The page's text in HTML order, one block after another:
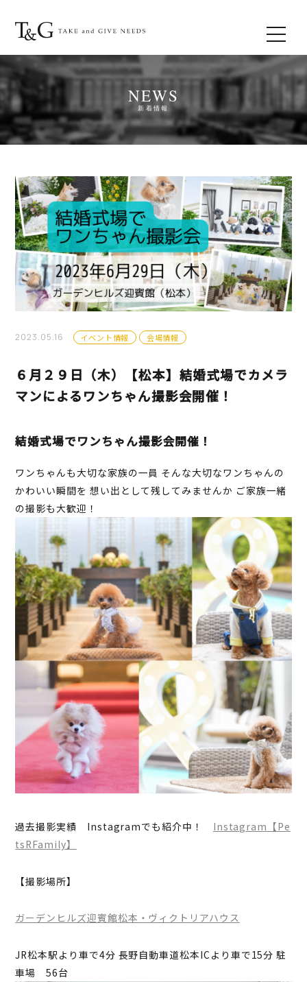
NEWS
新着情報
2023.05.16 イベント情報 会場情報
６月２９日（木）【松本】結婚式場でカメラ
マンによるワンちゃん撮影会開催！
結婚式場でワンちゃん撮影会開催！
ワンちゃんも大切な家族の一員 そんな大切なワンちゃんの
かわいい瞬間を 想い出として残してみませんか ご家族一緒
の撮影も大歓迎！
過去撮影実績 Instagramでも紹介中！ Instagram【Pe
tsRFamily】
【撮影場所】
ガーデンヒルズ迎賓館松本・ヴィクトリアハウス
JR松本駅より車で4分 長野自動車道松本ICより車で15分 駐
車場 56台